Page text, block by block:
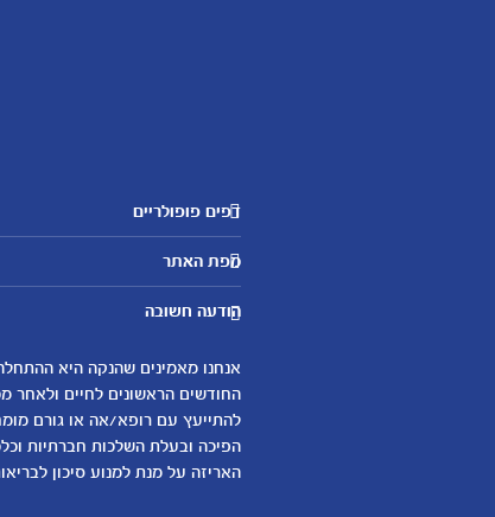
דפים פופולריים
מטרנה לשירותכם
היועצות שלנו
שאלות נפוצות
אודות
لموقع متيرنا باللغة العربية
מפת האתר
אבני דרך
לקראת הריון
0-6 חודשים
6-12 חודשים
12-24 חודשים
הודעה חשובה
החודשים הראשונים לחיים ולאחר
להתייעץ עם רופא/אה או גורם
הפיכה ובעלת השלכות חברתיות
האריזה על מנת למנוע סיכון